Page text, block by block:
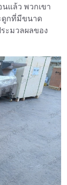
นแล้ว พวกเขา
ดูกที่มีขนาด
ะมวลผลของ